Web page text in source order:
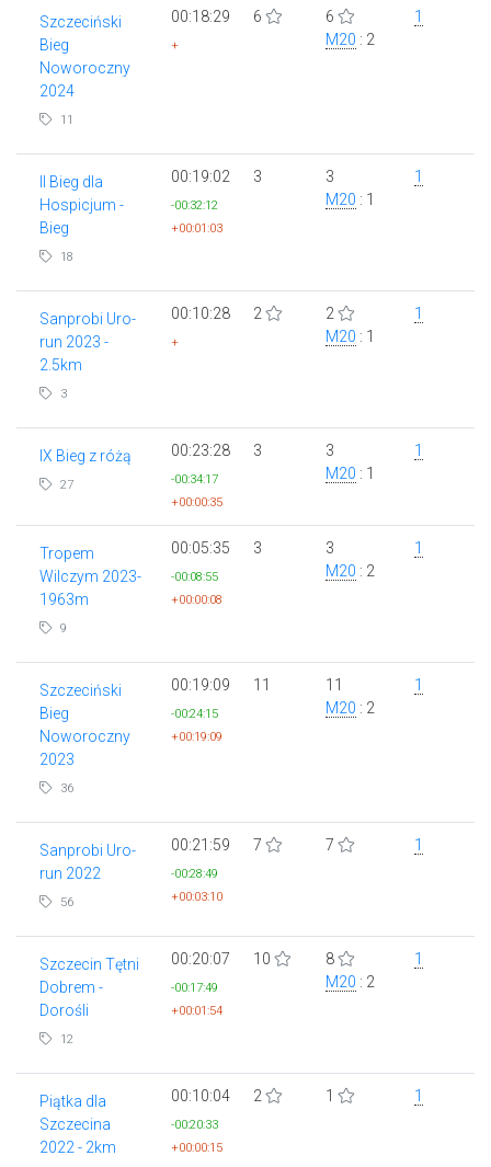
Szczeciński
Bieg
Noworoczny
2024
11
00:18:29
+
6
6
M20 : 2
1
II Bieg dla
Hospicjum -
Bieg
18
00:19:02
-00:32:12
+00:01:03
3
3
M20 : 1
1
Sanprobi Uro-
run 2023 -
2.5km
3
00:10:28
+
2
2
M20 : 1
1
IX Bieg z różą
27
00:23:28
-00:34:17
+00:00:35
3
3
M20 : 1
1
Tropem
Wilczym 2023-
1963m
9
00:05:35
-00:08:55
+00:00:08
3
3
M20 : 2
1
Szczeciński
Bieg
Noworoczny
2023
36
00:19:09
-00:24:15
+00:19:09
11
11
M20 : 2
1
Sanprobi Uro-
run 2022
56
00:21:59
-00:28:49
+00:03:10
7 7 1
Szczecin Tętni
Dobrem -
Dorośli
12
00:20:07
-00:17:49
+00:01:54
10
8
M20 : 2
1
Piątka dla
Szczecina
2022 - 2km
00:10:04
-00:20:33
+00:00:15
2 1 1